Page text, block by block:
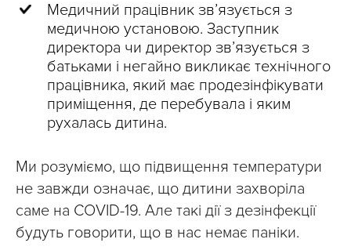
Медичний працівник зв’язується з
медичною установою. Заступник
директора чи директор зв’язується з
батьками і негайно викликає технічного
працівника, який має продезінфікувати
приміщення, де перебувала і яким
рухалась дитина.
Ми розуміємо, що підвищення температури
не завжди означає, що дитини захворіла
саме на COVID-19. Але такі дії з дезінфекції
будуть говорити, що в нас немає паніки.